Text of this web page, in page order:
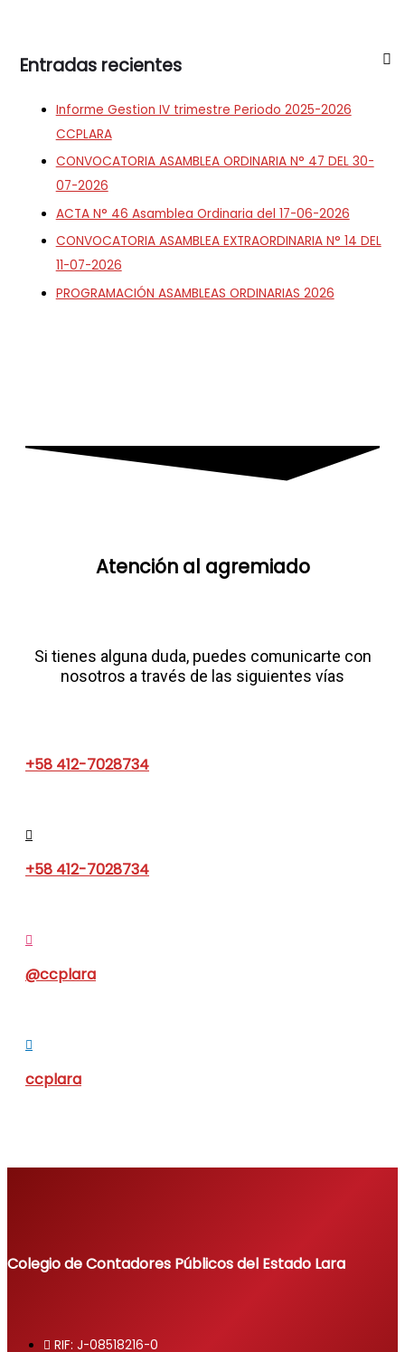
Entradas recientes
Informe Gestion IV trimestre Periodo 2025-2026
CCPLARA
CONVOCATORIA ASAMBLEA ORDINARIA N° 47 DEL 30-
07-2026
ACTA N° 46 Asamblea Ordinaria del 17-06-2026
CONVOCATORIA ASAMBLEA EXTRAORDINARIA N° 14 DEL
11-07-2026
PROGRAMACIÓN ASAMBLEAS ORDINARIAS 2026
Atención al agremiado​
Si tienes alguna duda, puedes comunicarte con
nosotros a través de las siguientes vías
+58 412-7028734
+58 412-7028734
@ccplara
ccplara
Colegio de Contadores Públicos del Estado Lara
RIF: J-08518216-0